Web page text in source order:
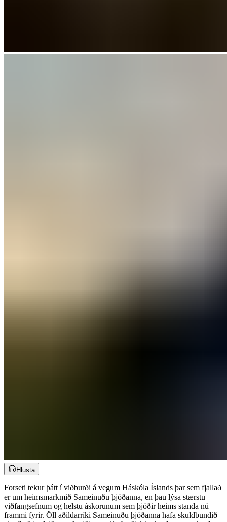
Hlusta
Forseti tekur þátt í viðburði á vegum Háskóla Íslands þar sem fjallað
er um heimsmarkmið Sameinuðu þjóðanna, en þau lýsa stærstu
viðfangsefnum og helstu áskorunum sem þjóðir heims standa nú
frammi fyrir. Öll aðildarríki Sameinuðu þjóðanna hafa skuldbundið